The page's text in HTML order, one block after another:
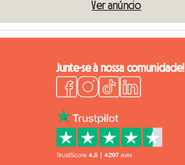
Ver anúncio
Junte-se à nossa comunidade!